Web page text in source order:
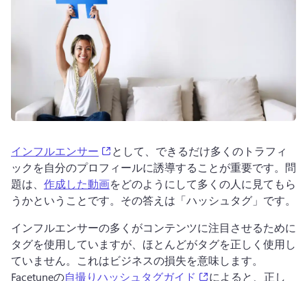
インフルエンサー (opens in a new tab)
として、できるだけ多くのトラフィ
ックを自分のプロフィールに誘導することが重要です。問
題は、 作成した動画をどのようにして多くの人に見てもら
うかということです。その答えは「ハッシュタグ」です。
インフルエンサーの多くがコンテンツに注目させるために
タグを使用していますが、ほとんどがタグを正しく使用し
ていません。これはビジネスの損失を意味します。
Facetuneの自撮りハッシュタグガイド (opens in a new tab)
によると、正し